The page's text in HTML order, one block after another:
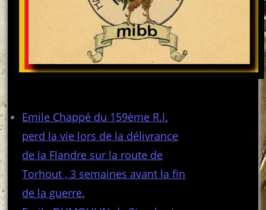
Emile Chappé du 159ème R.I.
perd la vie lors de la délivrance
de la Flandre sur la route de
Torhout , 3 semaines avant la fin
de la guerre.